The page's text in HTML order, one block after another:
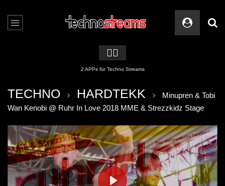
🏳️‍🌈
2 APPs für Techno Streams
TECHNO HARDTEKK
Minupren & Tobi
Wan Kenobi @ Ruhr In Love 2018 MME & Strezzkidz Stage